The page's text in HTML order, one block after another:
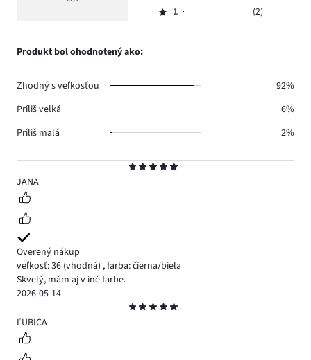
5
JANA
Overený nákup
veľkosť: 36 (vhodná) ,farba: čierna/biela
Skvelý, mám aj v iné farbe.
2026-05-14
5
ĽUBICA
152.
hlasov
počet
2,
Hodnotenie
1,
1 (2)
Produkt bol ohodnotený ako:
Zhodný s veľkosťou
92%
Príliš veľká
6%
Príliš malá
2%